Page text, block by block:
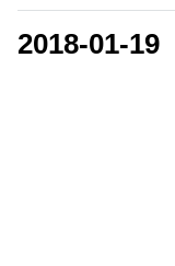
2018-01-19